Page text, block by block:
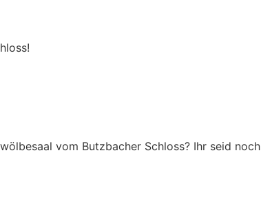
vom Butzbacher Schloss? Ihr seid noch